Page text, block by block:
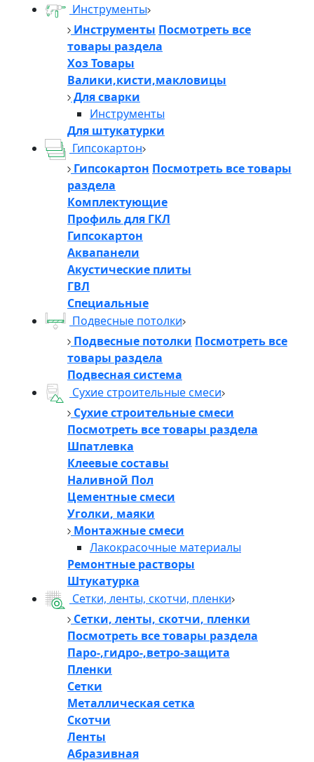
Инструменты
Инструменты Посмотреть все
товары раздела
Хоз Товары
Валики,кисти,макловицы
Для сварки
Инструменты
Для штукатурки
Гипсокартон
Гипсокартон Посмотреть все товары
раздела
Комплектующие
Профиль для ГКЛ
Гипсокартон
Аквапанели
Акустические плиты
ГВЛ
Специальные
Подвесные потолки
Подвесные потолки Посмотреть все
товары раздела
Подвесная система
Сухие строительные смеси
Сухие строительные смеси
Посмотреть все товары раздела
Шпатлевка
Клеевые составы
Наливной Пол
Цементные смеси
Уголки, маяки
Монтажные смеси
Лакокрасочные материалы
Ремонтные растворы
Штукатурка
Сетки, ленты, скотчи, пленки
Сетки, ленты, скотчи, пленки
Посмотреть все товары раздела
Паро-,гидро-,ветро-защита
Пленки
Сетки
Металлическая сетка
Скотчи
Ленты
Абразивная